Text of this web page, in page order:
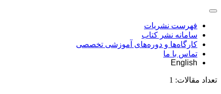
فهرست نشریات
سامانه نشر کتاب
کارگاه‌ها و دوره‌های آموزشی تخصصی
تماس با ما
English
تعداد مقالات: 1